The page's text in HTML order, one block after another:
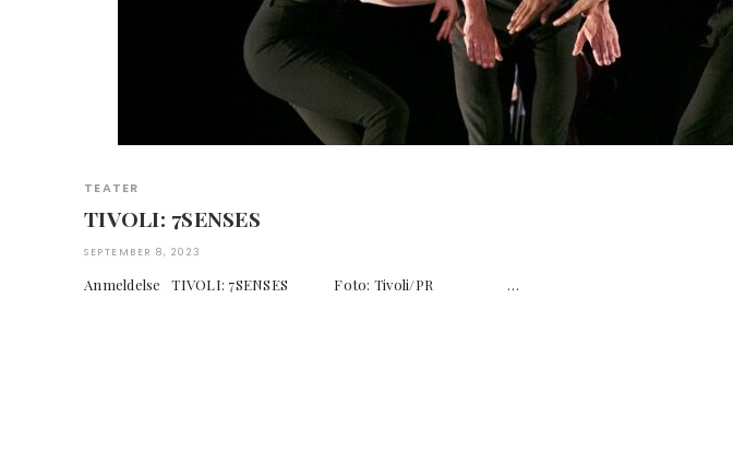
TEATER
TIVOLI: 7SENSES
SEPTEMBER 8, 2023
Anmeldelse TIVOLI: 7SENSES Foto: Tivoli/PR …